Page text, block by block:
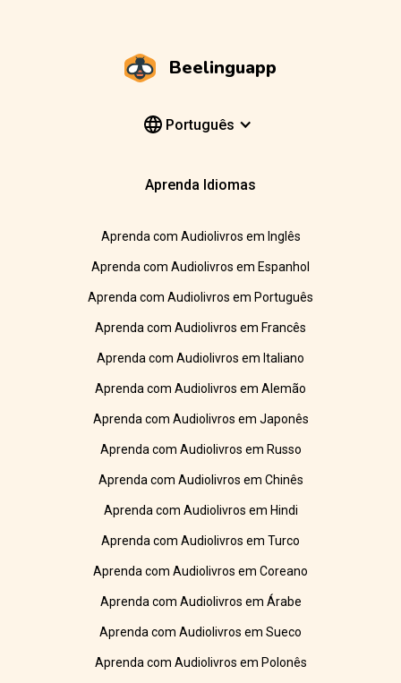
Beelinguapp
Português
Aprenda Idiomas
Aprenda com Audiolivros em Inglês
Aprenda com Audiolivros em Espanhol
Aprenda com Audiolivros em Português
Aprenda com Audiolivros em Francês
Aprenda com Audiolivros em Italiano
Aprenda com Audiolivros em Alemão
Aprenda com Audiolivros em Japonês
Aprenda com Audiolivros em Russo
Aprenda com Audiolivros em Chinês
Aprenda com Audiolivros em Hindi
Aprenda com Audiolivros em Turco
Aprenda com Audiolivros em Coreano
Aprenda com Audiolivros em Árabe
Aprenda com Audiolivros em Sueco
Aprenda com Audiolivros em Polonês